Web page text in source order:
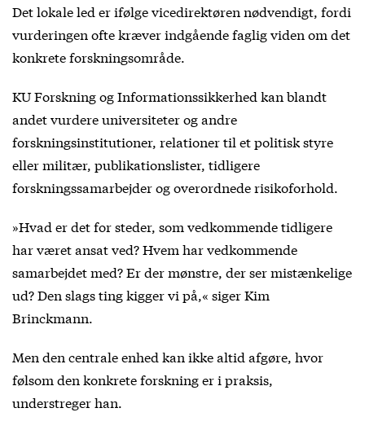
Det lokale led er ifølge vicedirektøren nødvendigt, fordi
vurderingen ofte kræver indgående faglig viden om det
konkrete forskningsområde.
KU Forskning og Informationssikkerhed kan blandt
andet vurdere universiteter og andre
forskningsinstitutioner, relationer til et politisk styre
eller militær, publikationslister, tidligere
forskningssamarbejder og overordnede risikoforhold.
»Hvad er det for steder, som vedkommende tidligere
har været ansat ved? Hvem har vedkommende
samarbejdet med? Er der mønstre, der ser mistænkelige
ud? Den slags ting kigger vi på,« siger Kim
Brinckmann.
Men den centrale enhed kan ikke altid afgøre, hvor
følsom den konkrete forskning er i praksis,
understreger han.